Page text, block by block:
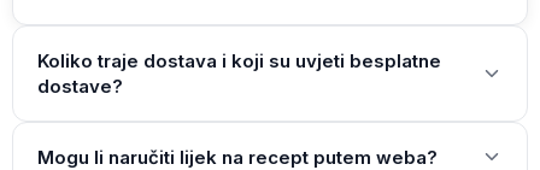
Koliko traje dostava i koji su uvjeti besplatne
dostave?
Mogu li naručiti lijek na recept putem weba?